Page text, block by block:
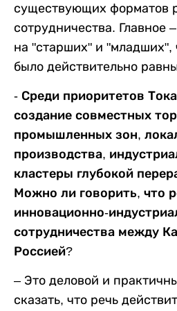
существующих форматов
сотрудничества. Главное
на "старших" и "младших",
было действительно
- Среди приоритетов
создание совместных
промышленных зон,
производства,
кластеры глубокой
Можно ли говорить, что
инновационно-
сотрудничества между
Россией?
– Это деловой и
сказать, что речь